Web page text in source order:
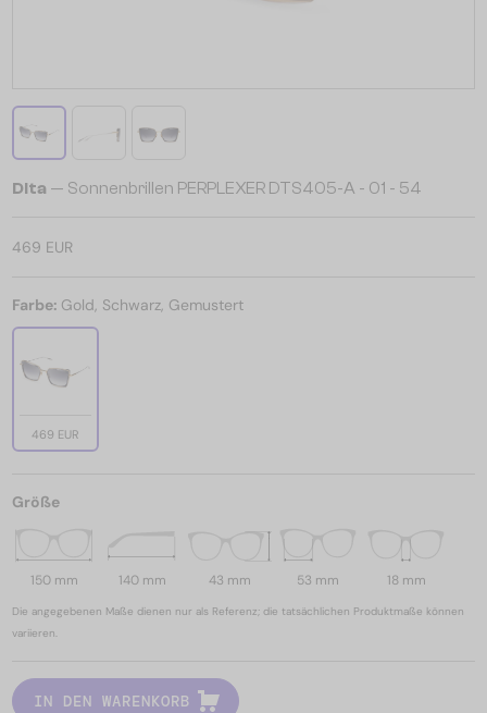
Dita — Sonnenbrillen PERPLEXER DTS405-A - 01 - 54
469 EUR
Farbe: Gold, Schwarz, Gemustert
469 EUR
Größe
150 mm 140 mm 43 mm 53 mm 18 mm
Die angegebenen Maße dienen nur als Referenz; die tatsächlichen Produktmaße können
variieren.
IN DEN WARENKORB